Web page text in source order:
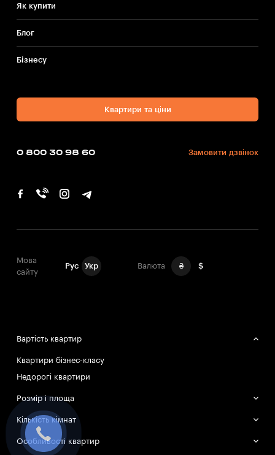
Як купити
Блог
Бiзнесу
Квартири та ціни
0 800 30 98 60 Замовити дзвінок
Мова
сайту
Рус Укр Валюта ₴ $
Вартість квартир
Квартири бізнес-класу
Недорогі квартири
Розмір і площа
Великі квартири
Маленькі квартири
Кількість кімнат
Однокімнатні квартири
Особливості квартир